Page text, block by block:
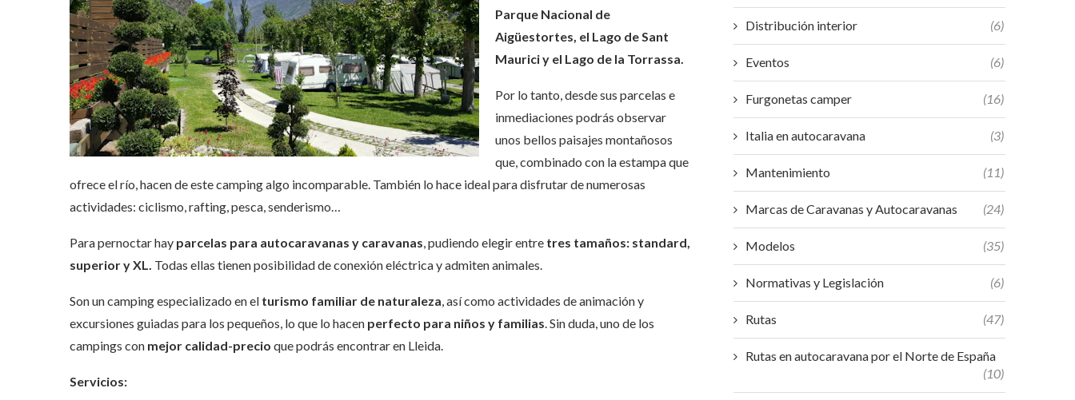
Parque Nacional de
Aigüestortes, el Lago de Sant
Maurici y el Lago de la Torrassa.
Por lo tanto, desde sus parcelas e
inmediaciones podrás observar
unos bellos paisajes montañosos
que, combinado con la estampa que
ofrece el río, hacen de este camping algo incomparable. También lo hace ideal para disfrutar de numerosas
actividades: ciclismo, rafting, pesca, senderismo…
Para pernoctar hay parcelas para autocaravanas y caravanas, pudiendo elegir entre tres tamaños: standard,
superior y XL. Todas ellas tienen posibilidad de conexión eléctrica y admiten animales.
Son un camping especializado en el turismo familiar de naturaleza, así como actividades de animación y
excursiones guiadas para los pequeños, lo que lo hacen perfecto para niños y familias. Sin duda, uno de los
campings con mejor calidad-precio que podrás encontrar en Lleida.
Servicios:
Distribución interior (6)
Eventos (6)
Furgonetas camper (16)
Italia en autocaravana (3)
Mantenimiento (11)
Marcas de Caravanas y Autocaravanas (24)
Modelos (35)
Normativas y Legislación (6)
Rutas (47)
Rutas en autocaravana por el Norte de España
(10)